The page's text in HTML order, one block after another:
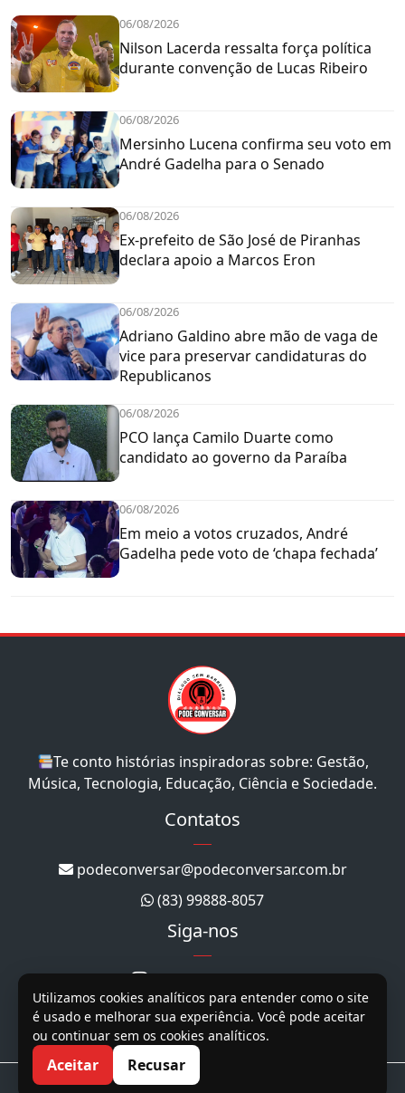
06/08/2026
Nilson Lacerda ressalta força política
durante convenção de Lucas Ribeiro
06/08/2026
Mersinho Lucena confirma seu voto em
André Gadelha para o Senado
06/08/2026
Ex-prefeito de São José de Piranhas
declara apoio a Marcos Eron
06/08/2026
Adriano Galdino abre mão de vaga de
vice para preservar candidaturas do
Republicanos
06/08/2026
PCO lança Camilo Duarte como
candidato ao governo da Paraíba
06/08/2026
Em meio a votos cruzados, André
Gadelha pede voto de ‘chapa fechada’
Te conto histórias inspiradoras sobre: Gestão,
Música, Tecnologia, Educação, Ciência e Sociedade.
Contatos
podeconversar@podeconversar.com.br
(83) 99888-8057
Siga-nos
@podeconversar
@podeconversar
Utilizamos cookies analíticos para entender como o site
é usado e melhorar sua experiência. Você pode aceitar
ou continuar sem os cookies analíticos.
Aceitar Recusar